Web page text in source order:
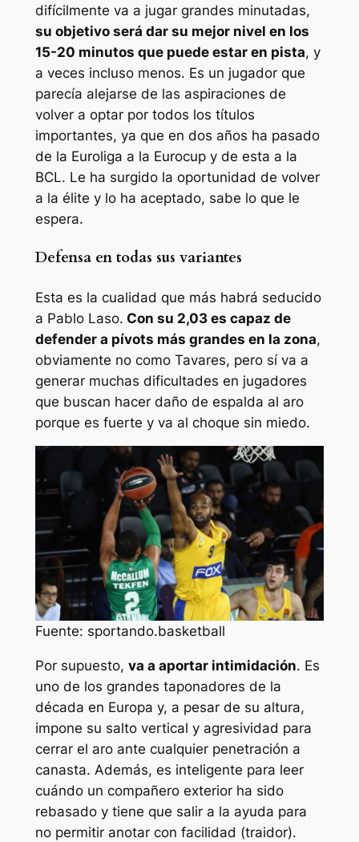
difícilmente va a jugar grandes minutadas,
su objetivo será dar su mejor nivel en los
15-20 minutos que puede estar en pista, y
a veces incluso menos. Es un jugador que
parecía alejarse de las aspiraciones de
volver a optar por todos los títulos
importantes, ya que en dos años ha pasado
de la Euroliga a la Eurocup y de esta a la
BCL. Le ha surgido la oportunidad de volver
a la élite y lo ha aceptado, sabe lo que le
espera.
Defensa en todas sus variantes
Esta es la cualidad que más habrá seducido
a Pablo Laso. Con su 2,03 es capaz de
defender a pívots más grandes en la zona,
obviamente no como Tavares, pero sí va a
generar muchas dificultades en jugadores
que buscan hacer daño de espalda al aro
porque es fuerte y va al choque sin miedo.
Fuente: sportando.basketball
Por supuesto, va a aportar intimidación. Es
uno de los grandes taponadores de la
década en Europa y, a pesar de su altura,
impone su salto vertical y agresividad para
cerrar el aro ante cualquier penetración a
canasta. Además, es inteligente para leer
cuándo un compañero exterior ha sido
rebasado y tiene que salir a la ayuda para
no permitir anotar con facilidad (traidor).